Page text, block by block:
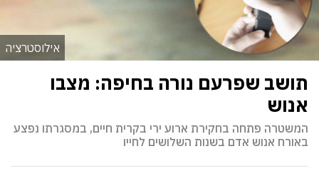
אילוסטרציה
תושב שפרעם נורה בחיפה: מצבו
אנוש
המשטרה פתחה בחקירת ארוע ירי בקרית חיים, במסגרתו נפצע
באורח אנוש אדם בשנות השלושים לחייו